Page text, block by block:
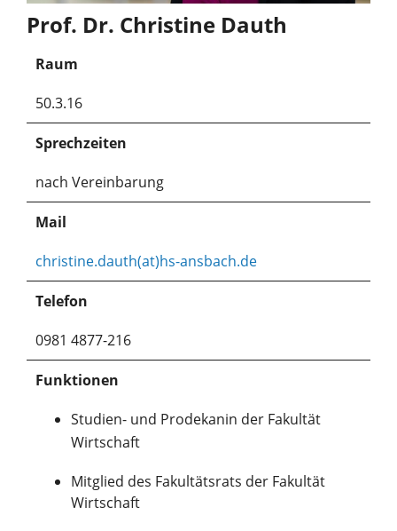
Prof. Dr. Christine Dauth
Raum
50.3.16
Sprechzeiten
nach Vereinbarung
Mail
christine.dauth(at)hs-ansbach.de
Telefon
0981 4877-216
Funktionen
Studien- und Prodekanin der Fakultät
Wirtschaft
Mitglied des Fakultätsrats der Fakultät
Wirtschaft